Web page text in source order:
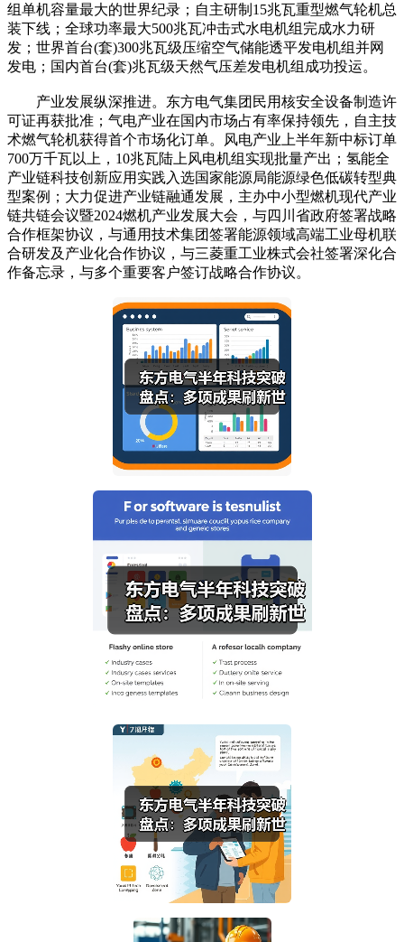
组单机容量最大的世界纪录；自主研制15兆瓦重型燃气轮机总
装下线；全球功率最大500兆瓦冲击式水电机组完成水力研
发；世界首台(套)300兆瓦级压缩空气储能透平发电机组并网
发电；国内首台(套)兆瓦级天然气压差发电机组成功投运。
产业发展纵深推进。东方电气集团民用核安全设备制造许
可证再获批准；气电产业在国内市场占有率保持领先，自主技
术燃气轮机获得首个市场化订单。风电产业上半年新中标订单
700万千瓦以上，10兆瓦陆上风电机组实现批量产出；氢能全
产业链科技创新应用实践入选国家能源局能源绿色低碳转型典
型案例；大力促进产业链融通发展，主办中小型燃机现代产业
链共链会议暨2024燃机产业发展大会，与四川省政府签署战略
合作框架协议，与通用技术集团签署能源领域高端工业母机联
合研发及产业化合作协议，与三菱重工业株式会社签署深化合
作备忘录，与多个重要客户签订战略合作协议。